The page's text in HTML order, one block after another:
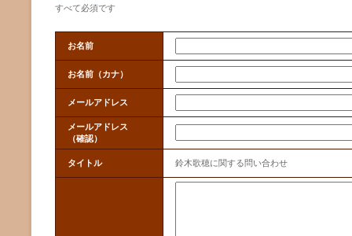
すべて必須です
お名前
お名前（カナ）
メールアドレス
メールアドレス
（確認）
タイトル 鈴木歌穂に関する問い合わせ